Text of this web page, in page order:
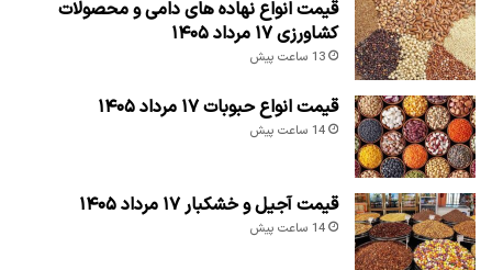
قیمت انواع نهاده های دامی و محصولات
کشاورزی ۱۷ مرداد ۱۴۰۵
13 ساعت پیش
قیمت انواع حبوبات ۱۷ مرداد ۱۴۰۵
14 ساعت پیش
قیمت آجیل و خشکبار ۱۷ مرداد ۱۴۰۵
14 ساعت پیش